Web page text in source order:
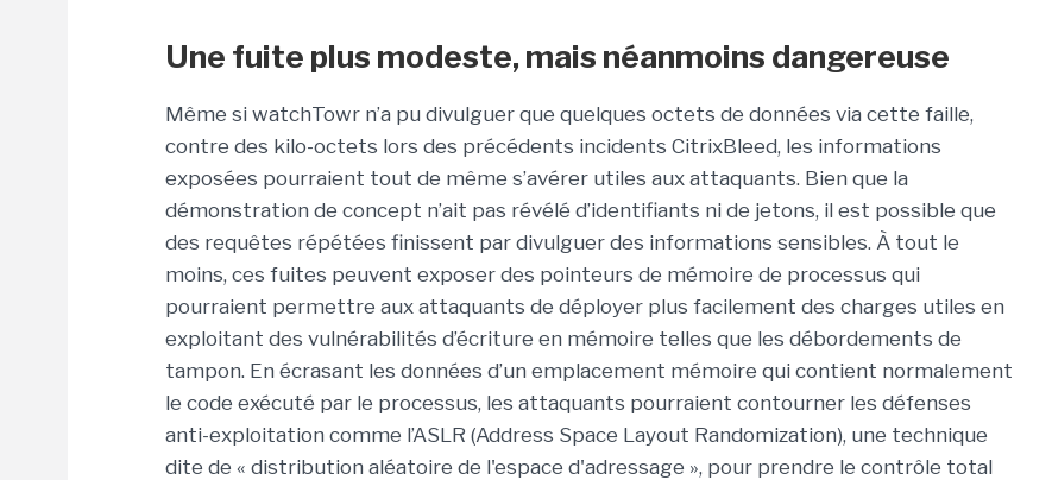
Une fuite plus modeste, mais néanmoins dangereuse
Même si watchTowr n’a pu divulguer que quelques octets de données via cette faille,
contre des kilo-octets lors des précédents incidents CitrixBleed, les informations
exposées pourraient tout de même s’avérer utiles aux attaquants. Bien que la
démonstration de concept n’ait pas révélé d’identifiants ni de jetons, il est possible que
des requêtes répétées finissent par divulguer des informations sensibles. À tout le
moins, ces fuites peuvent exposer des pointeurs de mémoire de processus qui
pourraient permettre aux attaquants de déployer plus facilement des charges utiles en
exploitant des vulnérabilités d’écriture en mémoire telles que les débordements de
tampon. En écrasant les données d’un emplacement mémoire qui contient normalement
le code exécuté par le processus, les attaquants pourraient contourner les défenses
anti-exploitation comme l’ASLR (Address Space Layout Randomization), une technique
dite de « distribution aléatoire de l'espace d'adressage », pour prendre le contrôle total